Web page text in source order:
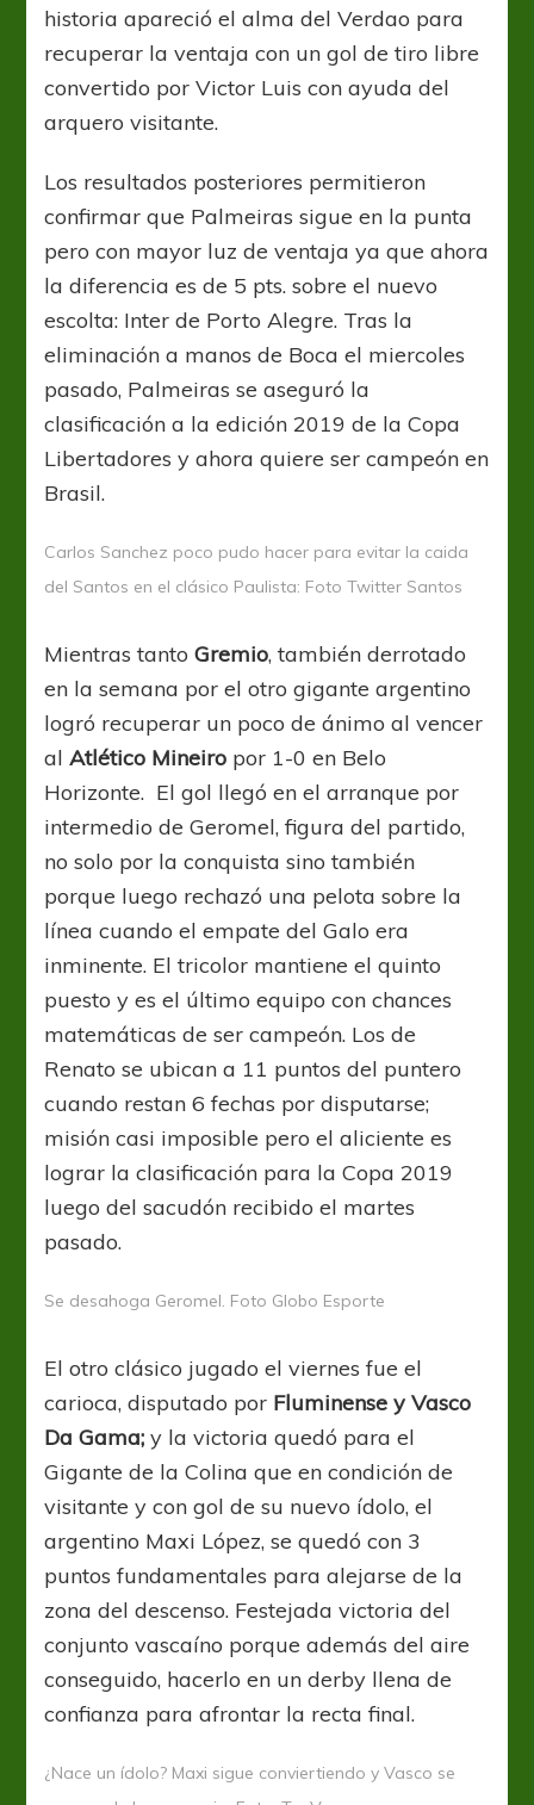
historia apareció el alma del Verdao para
recuperar la ventaja con un gol de tiro libre
convertido por Victor Luis con ayuda del
arquero visitante.
Los resultados posteriores permitieron
confirmar que Palmeiras sigue en la punta
pero con mayor luz de ventaja ya que ahora
la diferencia es de 5 pts. sobre el nuevo
escolta: Inter de Porto Alegre. Tras la
eliminación a manos de Boca el miercoles
pasado, Palmeiras se aseguró la
clasificación a la edición 2019 de la Copa
Libertadores y ahora quiere ser campeón en
Brasil.
Carlos Sanchez poco pudo hacer para evitar la caida
del Santos en el clásico Paulista: Foto Twitter Santos
Mientras tantoGremio, también derrotado
en la semana por el otro gigante argentino
logró recuperar un poco de ánimo al vencer
alAtlético Mineiro por 1-0 en Belo
Horizonte. El gol llegó en el arranque por
intermedio de Geromel, figura del partido,
no solo por la conquista sino también
porque luego rechazó una pelota sobre la
línea cuando el empate del Galo era
inminente. El tricolor mantiene el quinto
puesto y es el último equipo con chances
matemáticas de ser campeón. Los de
Renato se ubican a 11 puntos del puntero
cuando restan 6 fechas por disputarse;
misión casi imposible pero el aliciente es
lograr la clasificación para la Copa 2019
luego del sacudón recibido el martes
pasado.
Se desahoga Geromel. Foto Globo Esporte
El otro clásico jugado el viernes fue el
carioca, disputado por Fluminense y Vasco
Da Gama;y la victoria quedó para el
Gigante de la Colina que en condición de
visitante y con gol de su nuevo ídolo, el
argentino Maxi López, se quedó con 3
puntos fundamentales para alejarse de la
zona del descenso. Festejada victoria del
conjunto vascaíno porque además del aire
conseguido, hacerlo en un derby llena de
confianza para afrontar la recta final.
¿Nace un ídolo? Maxi sigue conviertiendo y Vasco se